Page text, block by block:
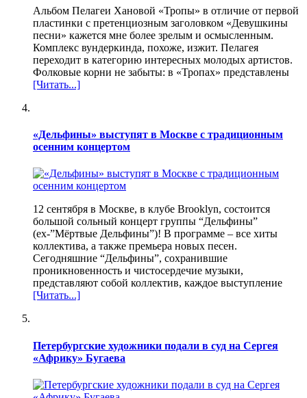
Альбом Пелагеи Хановой «Тропы» в отличие от первой
пластинки с претенциозным заголовком «Девушкины
песни» кажется мне более зрелым и осмысленным.
Комплекс вундеркинда, похоже, изжит. Пелагея
переходит в категорию интересных молодых артистов.
Фолковые корни не забыты: в «Тропах» представлены
[Читать...]
«Дельфины» выступят в Москве с традиционным
осенним концертом
12 сентября в Москве, в клубе Brooklyn, состоится
большой сольный концерт группы “Дельфины”
(ех-”Мёртвые Дельфины”)! В программе – все хиты
коллектива, а также премьера новых песен.
Сегодняшние “Дельфины”, сохранившие
проникновенность и чистосердечие музыки,
представляют собой коллектив, каждое выступление
[Читать...]
Петербургские художники подали в суд на Сергея
«Африку» Бугаева